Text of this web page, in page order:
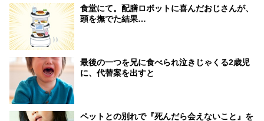
食堂にて。配膳ロボットに喜んだおじさんが、
頭を撫でた結果…
最後の一つを兄に食べられ泣きじゃくる2歳児
に、代替案を出すと
ペットとの別れで『死んだら会えないこと』を